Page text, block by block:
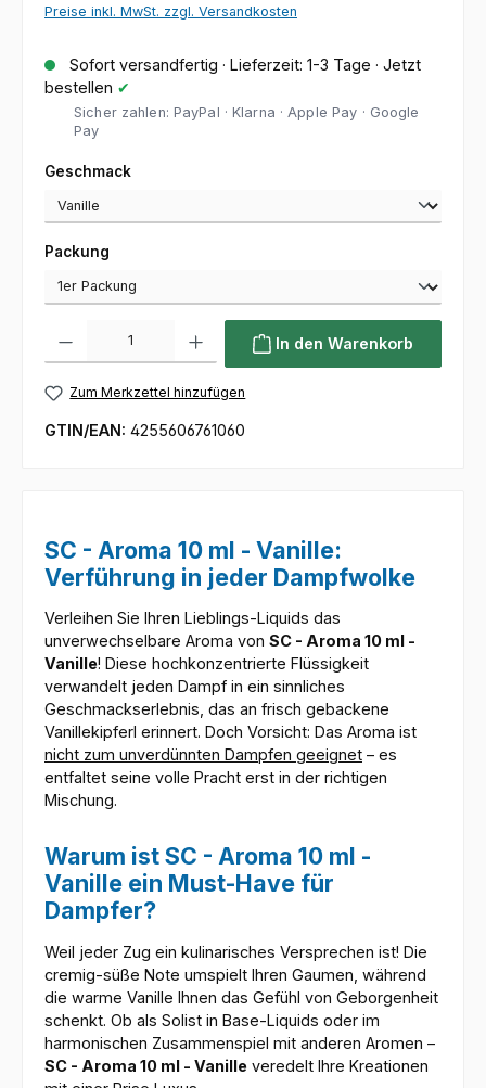
Preise inkl. MwSt. zzgl. Versandkosten
Sofort versandfertig · Lieferzeit: 1-3 Tage · Jetzt
bestellen ✔
Sicher zahlen: PayPal · Klarna · Apple Pay · Google
Pay
Geschmackauswählen
Packung
In den Warenkorb
Zum Merkzettel hinzufügen
GTIN/EAN: 4255606761060
SC - Aroma 10 ml - Vanille:
Verführung in jeder Dampfwolke
Verleihen Sie Ihren Lieblings-Liquids das
unverwechselbare Aroma von SC - Aroma 10 ml -
Vanille! Diese hochkonzentrierte Flüssigkeit
verwandelt jeden Dampf in ein sinnliches
Geschmackserlebnis, das an frisch gebackene
Vanillekipferl erinnert. Doch Vorsicht: Das Aroma ist
nicht zum unverdünnten Dampfen geeignet – es
entfaltet seine volle Pracht erst in der richtigen
Mischung.
Warum ist SC - Aroma 10 ml -
Vanille ein Must-Have für
Dampfer?
Weil jeder Zug ein kulinarisches Versprechen ist! Die
cremig-süße Note umspielt Ihren Gaumen, während
die warme Vanille Ihnen das Gefühl von Geborgenheit
schenkt. Ob als Solist in Base-Liquids oder im
harmonischen Zusammenspiel mit anderen Aromen –
SC - Aroma 10 ml - Vanille veredelt Ihre Kreationen